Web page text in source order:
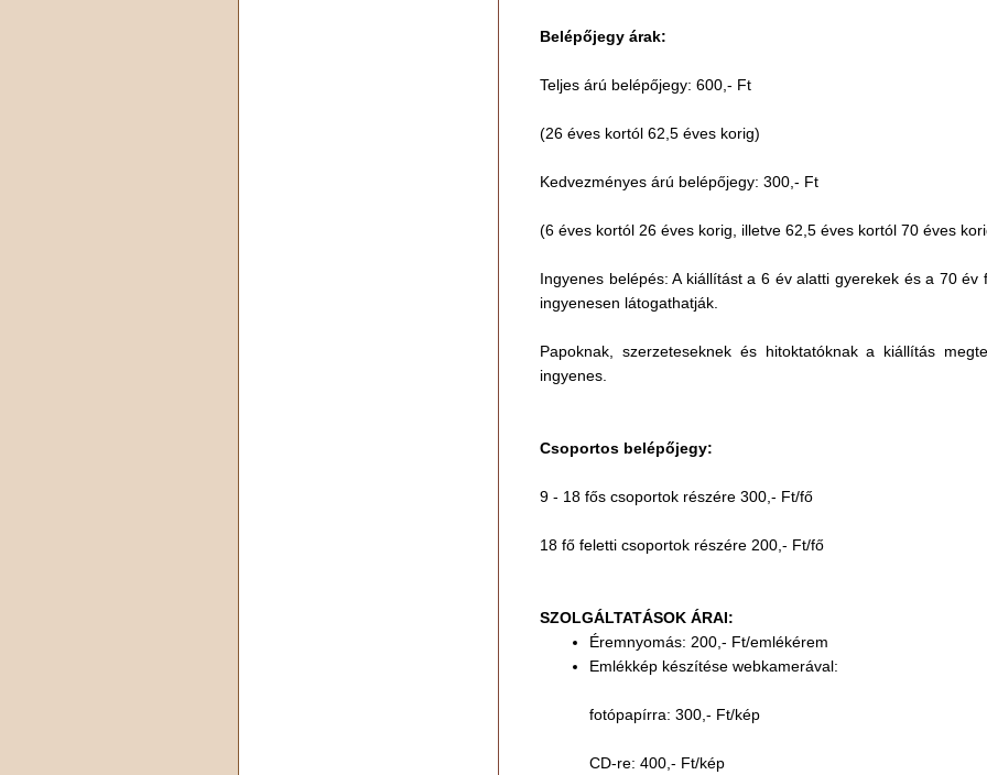
Belépőjegy árak:
Teljes árú belépőjegy: 600,- Ft
(26 éves kortól 62,5 éves korig)
Kedvezményes árú belépőjegy: 300,- Ft
(6 éves kortól 26 éves korig, illetve 62,5 éves kortól 70 éves
Ingyenes belépés: A kiállítást a 6 év alatti gyerekek és a 70 év
ingyenesen látogathatják.
Papoknak, szerzeteseknek és hitoktatóknak a kiállítás
ingyenes.
Csoportos belépőjegy:
9 - 18 fős csoportok részére 300,- Ft/fő
18 fő feletti csoportok részére 200,- Ft/fő
SZOLGÁLTATÁSOK ÁRAI:
Éremnyomás: 200,- Ft/emlékérem
Emlékkép készítése webkamerával:
fotópapírra: 300,- Ft/kép
CD-re: 400,- Ft/kép